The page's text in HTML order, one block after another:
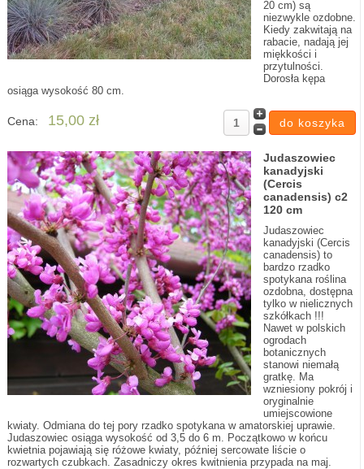
20 cm) są
niezwykle ozdobne.
Kiedy zakwitają na
rabacie, nadają jej
miękkości i
przytulności.
Dorosła kępa
osiąga wysokość 80 cm.
Cena: 15,00 zł
Judaszowiec
kanadyjski
(Cercis
canadensis) c2
120 cm
Judaszowiec
kanadyjski (Cercis
canadensis) to
bardzo rzadko
spotykana roślina
ozdobna, dostępna
tylko w nielicznych
szkółkach !!!
Nawet w polskich
ogrodach
botanicznych
stanowi niemałą
gratkę. Ma
wzniesiony pokrój i
oryginalnie
umiejscowione
kwiaty. Odmiana do tej pory rzadko spotykana w amatorskiej uprawie.
Judaszowiec osiąga wysokość od 3,5 do 6 m. Początkowo w końcu
kwietnia pojawiają się różowe kwiaty, później sercowate liście o
rozwartych czubkach. Zasadniczy okres kwitnienia przypada na maj.